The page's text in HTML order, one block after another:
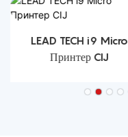
LEAD TECH i9 Micro
Принтер CIJ